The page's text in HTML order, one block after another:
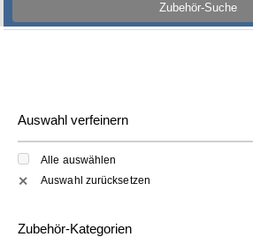
Zubehör-Suche
Auswahl verfeinern
Alle auswählen
✕ Auswahl zurücksetzen
Zubehör-Kategorien